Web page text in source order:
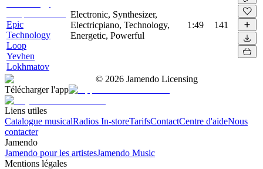
Epic
Technology
Loop
Yevhen
Lokhmatov
Electronic, Synthesizer,
Electricpiano, Technology,
Energetic, Powerful
1:49 141
© 2026 Jamendo Licensing
Télécharger l'app
Liens utiles
Catalogue musicalRadios In-storeTarifsContactCentre d'aideNous
contacter
Jamendo
Jamendo pour les artistesJamendo Music
Mentions légales